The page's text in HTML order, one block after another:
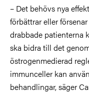
– Det behövs nya
förbättrar eller
drabbade patienterna
ska bidra till det
östrogenmedierad
immunceller kan
behandlingar, säger